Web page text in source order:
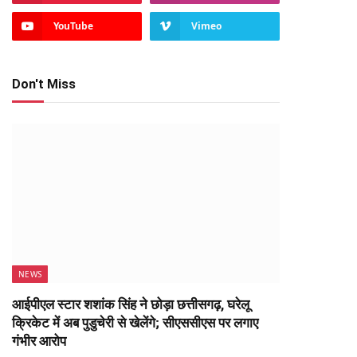
YouTube Vimeo
Don't Miss
NEWS
आईपीएल स्टार शशांक सिंह ने छोड़ा छत्तीसगढ़, घरेलू
क्रिकेट में अब पुडुचेरी से खेलेंगे; सीएससीएस पर लगाए
गंभीर आरोप